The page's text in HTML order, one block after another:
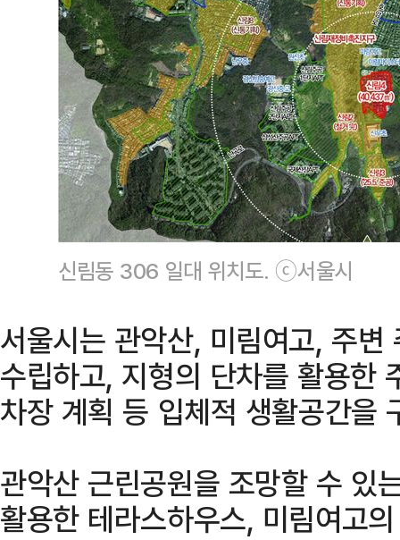
신림동 306 일대 위치도. ⓒ서울시
서울시는 관악산, 미림여고, 주변
수립하고, 지형의 단차를 활용한
차장 계획 등 입체적 생활공간
관악산 근린공원을 조망할 수 있
활용한 테라스하우스, 미림여고